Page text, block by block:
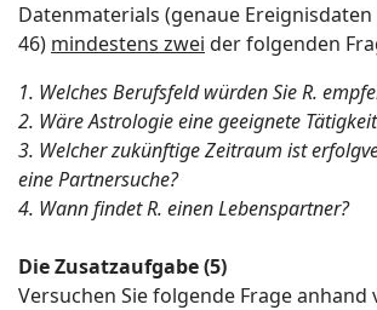
Datenmaterials (genaue Ereignisdaten
46) mindestens zwei der folgenden
1. Welches Berufsfeld würden Sie R.
2. Wäre Astrologie eine geeignete
3. Welcher zukünftige Zeitraum ist
eine Partnersuche?
4. Wann findet R. einen Lebenspartner?
Die Zusatzaufgabe (5)
Versuchen Sie folgende Frage anhand